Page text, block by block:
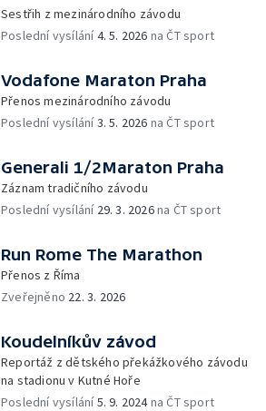
Sestřih z mezinárodního závodu
Poslední vysílání4. 5. 2026 na ČT sport
Vodafone Maraton Praha
Přenos mezinárodního závodu
Poslední vysílání3. 5. 2026 na ČT sport
Generali 1/2Maraton Praha
Záznam tradičního závodu
Poslední vysílání 29. 3. 2026na ČT sport
Run Rome The Marathon
Přenos z Říma
Zveřejněno 22. 3. 2026
Koudelníkův závod
Reportáž z dětského překážkového závodu
na stadionu v Kutné Hoře
Poslední vysílání5. 9. 2024na ČT sport